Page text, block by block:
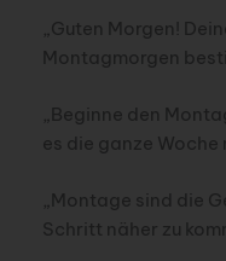
„Guten Morgen!
Montagmorgen
„Beginne den
es die ganze
„Montage sind die
Schritt näher zu